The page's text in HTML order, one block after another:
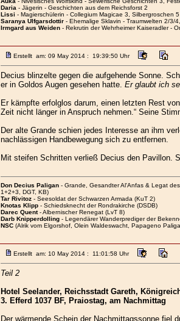
Daria - Jägerin - Geschichten aus dem Reichsforst 2
Lissi - Magierschülerin - Collegium Magicae 3, Silbergroschen 5
Saranya Ulfgarsdottir- Ehemalige Sklavin - Traumwelten 2/3/
Irmgard aus Weiden- Rekrutin der Wehrheimer Kaiseradler -
Erstellt am: 09 May 2014 : 19:39:50 Uhr
Decius blinzelte gegen die aufgehende Sonne.
er in Goldos Augen gesehen hatte. Er glaubt ich
Er kämpfte erfolglos darum, einen letzten Rest
Zeit nicht länger in Anspruch nehmen.“ Seine
Der alte Grande schien jedes Interesse an ihm
nachlässigen Handbewegung sich zu entfernen.
Mit steifen Schritten verließ Decius den Pavillon.
Don Decius Paligan- Grande, Gesandter Al'Anfas & Legat
1+2+3, DGT, KB)
Tar Rivitoz- Seesoldat der Schwarzen Armada (KuT 2)
Knotas Klipp- Schiedsknecht der Rondrakirche (DSDB)
Darec Quent- Albernischer Renegat (LvT 8)
Darb Knipperdolling- Legendärer Wanderprediger der
NSC(Alrik vom Elgorshof, Olein Waldeswacht, Papageno
Erstellt am: 10 May 2014 : 11:01:58 Uhr
Teil 2
Hotel Seelander, Reichsstadt Gareth,
3. Efferd 1037 BF, Praiostag, am Nachmittag
Der wärmende Schein der Nachmittagssonne fiel